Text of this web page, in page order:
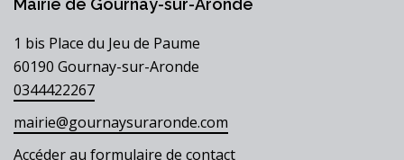
1 bis Place du Jeu de Paume
60190 Gournay-sur-Aronde
0344422267
mairie@gournaysuraronde.com
Accéder au formulaire de contact